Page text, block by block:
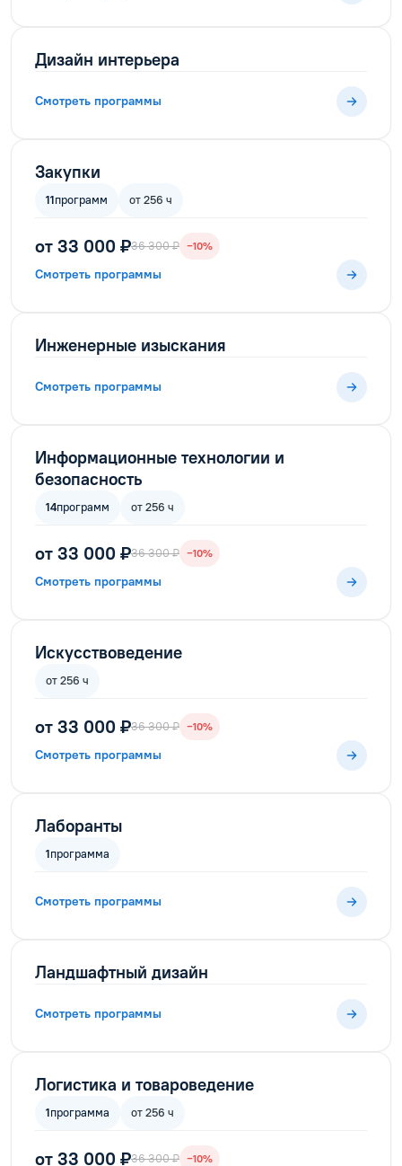
Дизайн интерьера
Смотреть программы
Закупки
11программ от 256 ч
от 33 000 ₽36 300 ₽ −10%
Смотреть программы
Инженерные изыскания
Смотреть программы
Информационные технологии и
безопасность
14программ от 256 ч
от 33 000 ₽36 300 ₽ −10%
Смотреть программы
Искусствоведение
от 256 ч
от 33 000 ₽36 300 ₽ −10%
Смотреть программы
Лаборанты
1программа
Смотреть программы
Ландшафтный дизайн
Смотреть программы
Логистика и товароведение
1программа от 256 ч
от 33 000 ₽36 300 ₽ −10%